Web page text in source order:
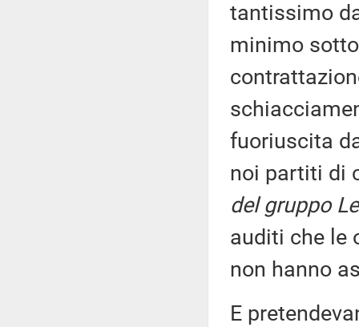
tantissimo
minimo
fuoriuscita
noi partiti di
del gruppo
auditi che le
non hanno
E